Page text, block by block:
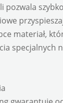
pozwala
materiał,
specjalnych